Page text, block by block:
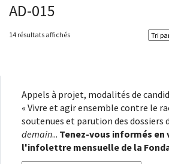
AD-015
14 résultats affichés
Appels à projet, modalités de
« Vivre et agir ensemble contre le
soutenues et parution des dossiers
demain... Tenez-vous informés en
l'infolettre mensuelle de la